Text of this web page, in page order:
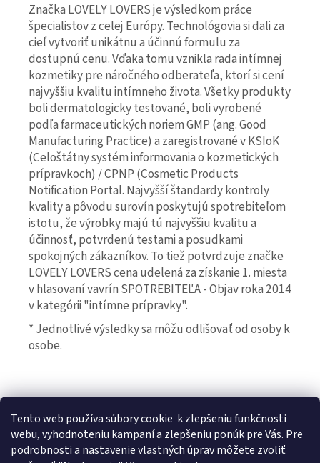
Tento web používa súbory cookie k zlepšeniu funkčnosti
webu, vyhodnoteniu kampaní a zlepšeniu ponúk pre Vás. Pre
podrobnosti a nastavenie vlastných úprav môžete zvoliť
Značka LOVELY LOVERS je výsledkom práce
špecialistov z celej Európy. Technológovia si dali za
cieľ vytvoriť unikátnu a účinnú formulu za
dostupnú cenu. Vďaka tomu vznikla rada intímnej
kozmetiky pre náročného odberateľa, ktorí si cení
najvyššiu kvalitu intímneho života. Všetky produkty
boli dermatologicky testované, boli vyrobené
podľa farmaceutických noriem GMP (ang. Good
Manufacturing Practice) a zaregistrované v KSIoK
(Celoštátny systém informovania o kozmetických
prípravkoch) / CPNP (Cosmetic Products
Notification Portal. Najvyšší štandardy kontroly
kvality a pôvodu surovín poskytujú spotrebiteľom
istotu, že výrobky majú tú najvyššiu kvalitu a
účinnosť, potvrdenú testami a posudkami
spokojných zákazníkov. To tiež potvrdzuje značke
LOVELY LOVERS cena udelená za získanie 1. miesta
v hlasovaní vavrín SPOTREBITEĽA - Objav roka 2014
v kategórii "intímne prípravky".
* Jednotlivé výsledky sa môžu odlišovať od osoby k
osobe.
Z
IntímneNákupy.sk Afrodiziakálne sviečky Feromony
Bezpečnostné prehlásenie k výživovým doplnkom a